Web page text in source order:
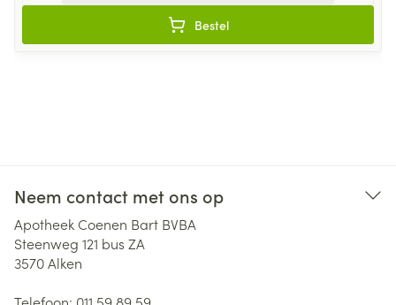
Bestel
Neem contact met ons op
Apotheek Coenen Bart BVBA
Steenweg 121 bus ZA
3570Alken